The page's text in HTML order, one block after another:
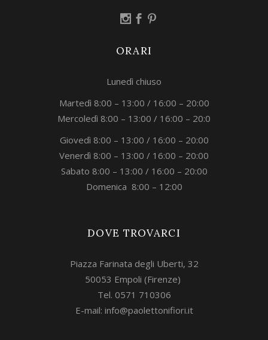
ORARI
Lunedì chiuso
Martedì 8:00 – 13:00 / 16:00 – 20:00
Mercoledì 8:00 – 13:00 / 16:00 – 20:0
Giovedì 8:00 – 13:00 / 16:00 – 20:00
Venerdì 8:00 – 13:00 / 16:00 – 20:00
Sabato 8:00 – 13:00 / 16:00 – 20:00
Domenica 8:00 – 12:00
DOVE TROVARCI
Piazza Farinata degli Uberti, 32
50053 Empoli (Firenze)
Tel. 0571 710306
E-mail: info@paolettonifiori.it